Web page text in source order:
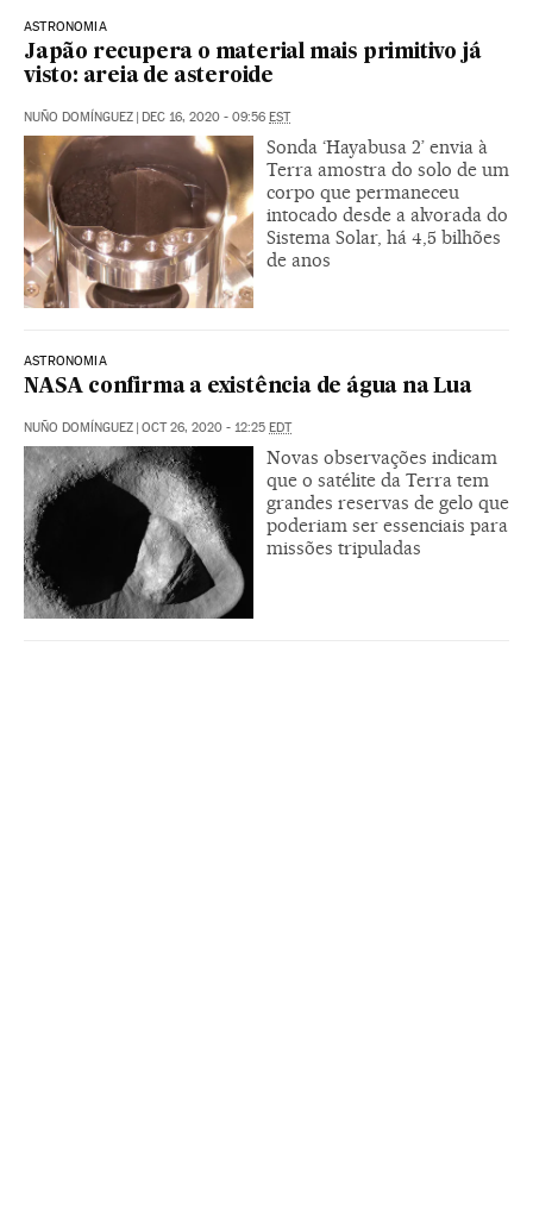
ASTRONOMIA
Japão recupera o material mais primitivo já
visto: areia de asteroide
NUÑO DOMÍNGUEZ | DEC 16, 2020 - 09:56 EST
Sonda ‘Hayabusa 2’ envia à
Terra amostra do solo de um
corpo que permaneceu
intocado desde a alvorada do
Sistema Solar, há 4,5 bilhões
de anos
ASTRONOMIA
NASA confirma a existência de água na Lua
NUÑO DOMÍNGUEZ | OCT 26, 2020 - 12:25 EDT
Novas observações indicam
que o satélite da Terra tem
grandes reservas de gelo que
poderiam ser essenciais para
missões tripuladas